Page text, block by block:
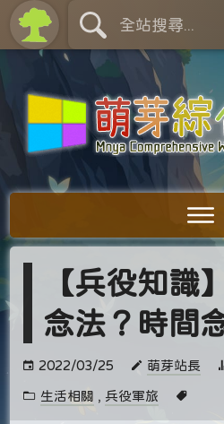
【兵役知識
念法？時間
2022/03/25 萌芽站長
生活相關 , 兵役軍旅